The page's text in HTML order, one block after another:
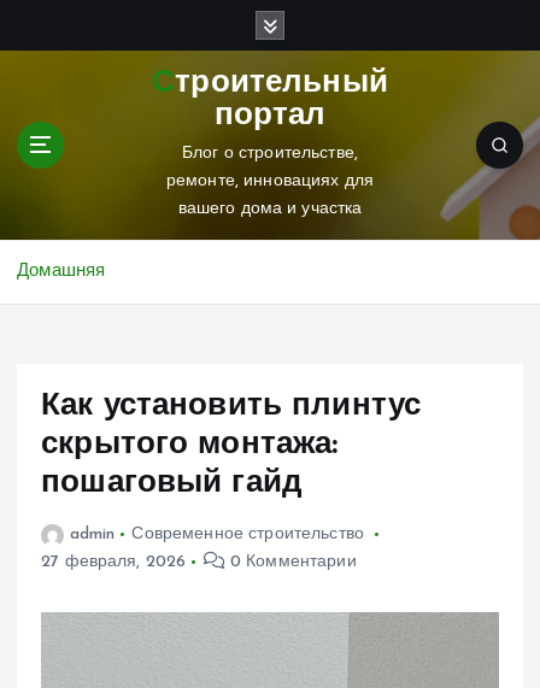
Строительный
портал
Блог о строительстве,
ремонте, инновациях для
вашего дома и участка
Домашняя
Как установить плинтус
скрытого монтажа:
пошаговый гайд
admin
Современное строительство
27 февраля, 2026
0 Комментарии